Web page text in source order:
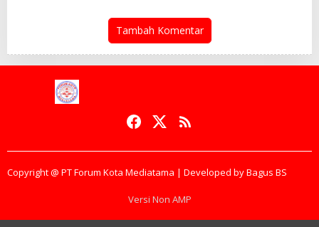
Tambah Komentar
Copyright @ PT Forum Kota Mediatama | Developed by Bagus BS
Versi Non AMP